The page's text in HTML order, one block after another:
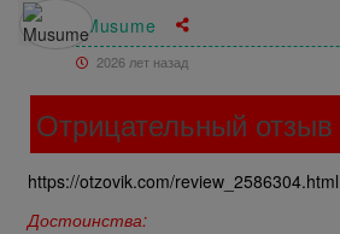
Musume
2026 лет назад
Отрицательный отзыв
https://otzovik.com/review_2586304.html
Достоинства: